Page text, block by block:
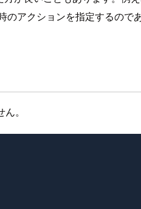
アクションを指定するので
。